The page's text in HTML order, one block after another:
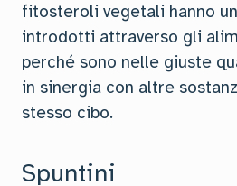
fitosteroli vegetali hanno
introdotti attraverso gli
perché sono nelle giuste
in sinergia con altre
stesso cibo.
Spuntini